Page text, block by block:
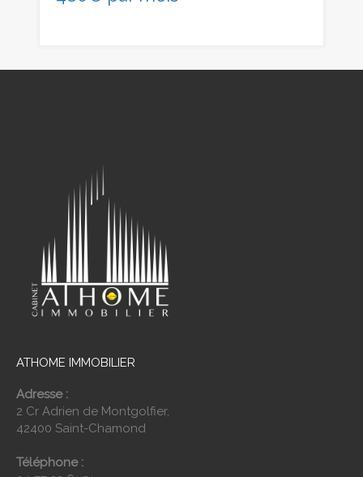
ATHOME IMMOBILIER
Adresse :
2 Cr Adrien de Montgolfier,
42400 Saint-Chamond
Téléphone :